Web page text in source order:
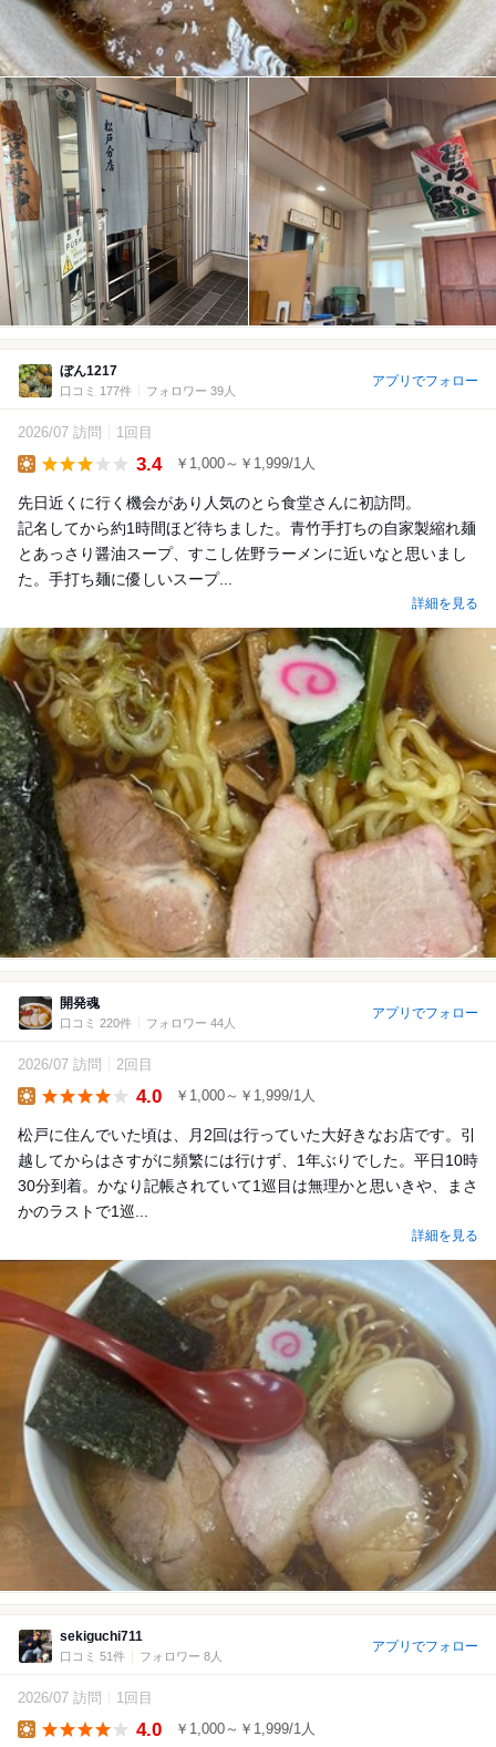
ぼん1217
口コミ 177件 フォロワー 39人
アプリでフォロー
2026/07 訪問 1回目
3.4 ￥1,000～￥1,999/1人
先日近くに行く機会があり人気のとら食堂さんに初訪問。
記名してから約1時間ほど待ちました。青竹手打ちの自家製縮れ麺
とあっさり醤油スープ、すこし佐野ラーメンに近いなと思いまし
た。手打ち麺に優しいスープ...
詳細を見る
開発魂
口コミ 220件 フォロワー 44人
アプリでフォロー
2026/07 訪問 2回目
4.0 ￥1,000～￥1,999/1人
松戸に住んでいた頃は、月2回は行っていた大好きなお店です。引
越してからはさすがに頻繁には行けず、1年ぶりでした。平日10時
30分到着。かなり記帳されていて1巡目は無理かと思いきや、まさ
かのラストで1巡...
詳細を見る
sekiguchi711
口コミ 51件 フォロワー 8人
アプリでフォロー
2026/07 訪問 1回目
4.0 ￥1,000～￥1,999/1人